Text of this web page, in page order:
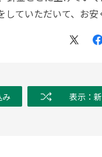
ていただいて、お安
み 表示：